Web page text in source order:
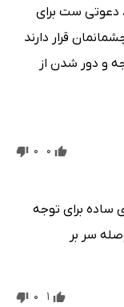
توجه کنید
دعوتی ست برای
قرار دارند
و دور شدن از
0
0
ساده برای توجه
سر بر
1
0